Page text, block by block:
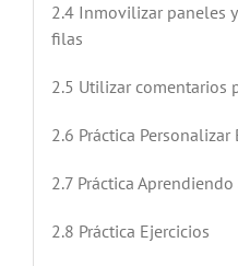
2.4 Inmovilizar paneles
filas
2.5 Utilizar comentarios
2.6 Práctica
2.7 Práctica
2.8 Práctica Ejercicios